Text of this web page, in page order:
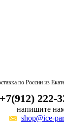
по России из
+7(912) 222-
напишите
shop@ice-